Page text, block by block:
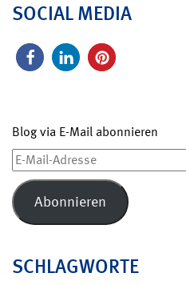
SOCIAL MEDIA
Blog via E-Mail abonnieren
E-
Mail-
Adresse
Abonnieren
SCHLAGWORTE